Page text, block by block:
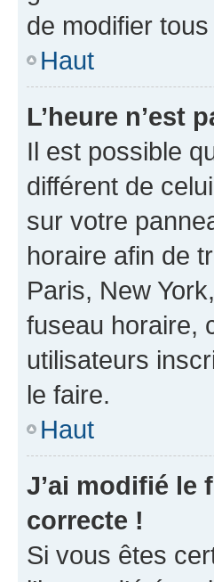
de modifier
Haut
L’heure n’est
Il est possible
différent de
sur votre
horaire afin de
Paris, New
fuseau horaire,
utilisateurs
le faire.
Haut
J’ai modifié le
correcte !
Si vous êtes